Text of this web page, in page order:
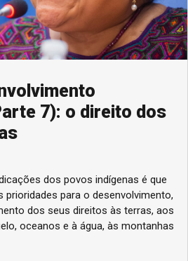
7): o direito dos
é que
prioridades para o desenvolvimento,
dos seus direitos às terras, aos
oceanos e à água, às montanhas